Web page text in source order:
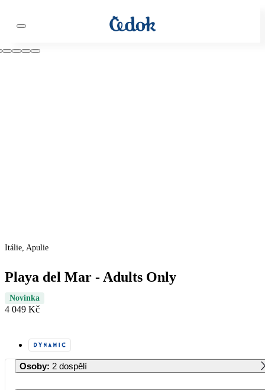
Itálie, Apulie
Playa del Mar - Adults Only
Novinka
4 049 Kč
Osoby: 2 dospělí